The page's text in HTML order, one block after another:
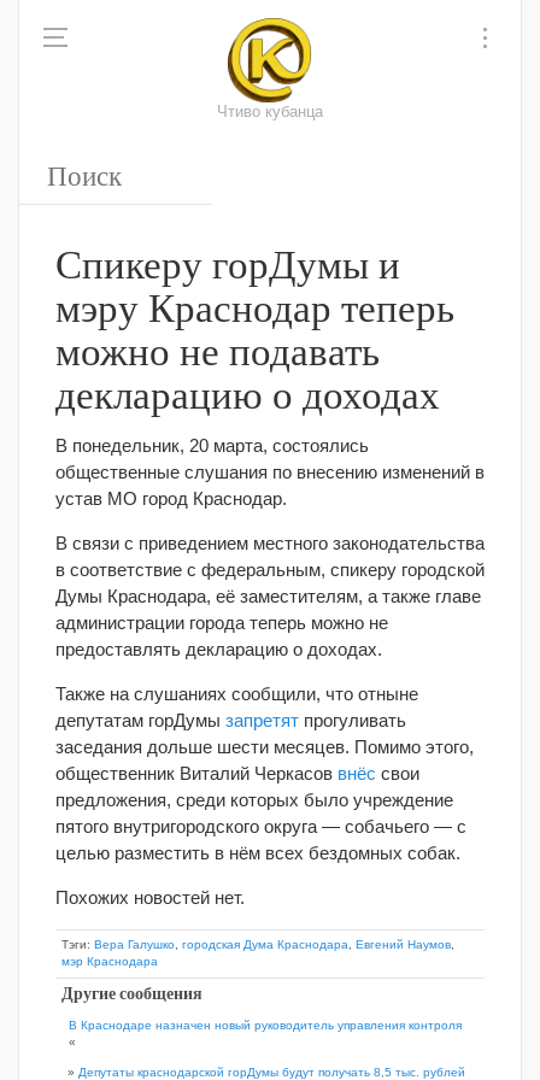
Чтиво кубанца
Спикеру горДумы и
мэру Краснодар теперь
можно не подавать
декларацию о доходах
В понедельник, 20 марта, состоялись
общественные слушания по внесению изменений в
устав МО город Краснодар.
В связи с приведением местного законодательства
в соответствие с федеральным, спикеру городской
Думы Краснодара, её заместителям, а также главе
администрации города теперь можно не
предоставлять декларацию о доходах.
Также на слушаниях сообщили, что отныне
депутатам горДумы запретят прогуливать
заседания дольше шести месяцев. Помимо этого,
общественник Виталий Черкасов внёс свои
предложения, среди которых было учреждение
пятого внутригородского округа — собачьего — с
целью разместить в нём всех бездомных собак.
Похожих новостей нет.
Тэги: Вера Галушко городская Дума Краснодара Евгений Наумов
мэр Краснодара
Другие сообщения
В Краснодаре назначен новый руководитель управления контроля
«
» Депутаты краснодарской горДумы будут получать 8,5 тыс. рублей